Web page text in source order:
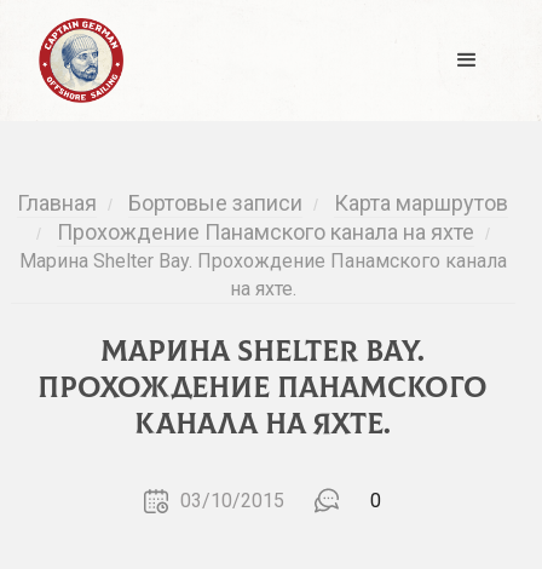
Главная / Бортовые записи / Карта маршрутов
/ Прохождение Панамского канала на яхте /
Марина Shelter Bay. Прохождение Панамского канала
на яхте.
Марина Shelter Bay.
Прохождение Панамского
канала на яхте.
03/10/2015 0